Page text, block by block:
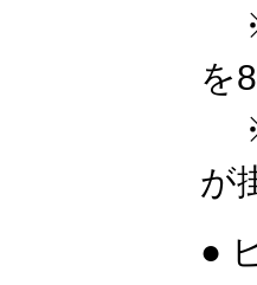
※
を
※
が
●